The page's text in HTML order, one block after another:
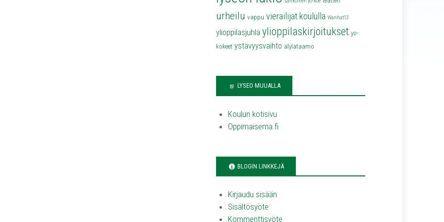
urheilu vappu vierailijat koululla Wanhat13
ylioppilasjuhla ylioppilaskirjoitukset yo-
kokeet ystävyysvaihto älylataamo
LYSEO MUUALLA
Koulun kotisivu
Oppimaisema.fi
BLOGIN LINKKEJÄ
Kirjaudu sisään
Sisältösyöte
Kommenttisyöte